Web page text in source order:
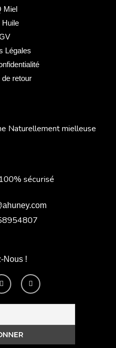
Nous !
I
n
s
a
a
m
Y
o
u
u
Naturellement mielleuse
sécurisé
Miel
Huile
Légales
de retour